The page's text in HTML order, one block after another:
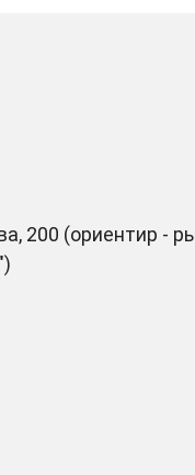
200 (ориентир -